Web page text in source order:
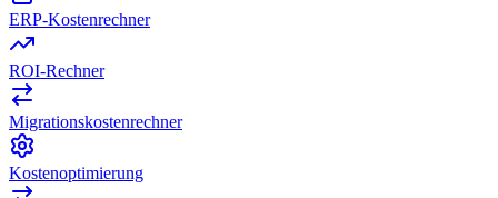
ERP-Kostenrechner
ROI-Rechner
Migrationskostenrechner
Kostenoptimierung